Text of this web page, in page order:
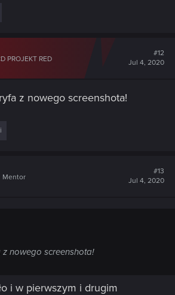
PROJEKT RED
#12
Jul 4, 2020
z nowego screenshota!
Mentor
#13
Jul 4, 2020
nowego screenshota!
i w pierwszym i drugim